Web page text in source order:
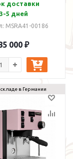
доставки
3-5 дней
MSRA41-00186
000 ₽
складе в Германии